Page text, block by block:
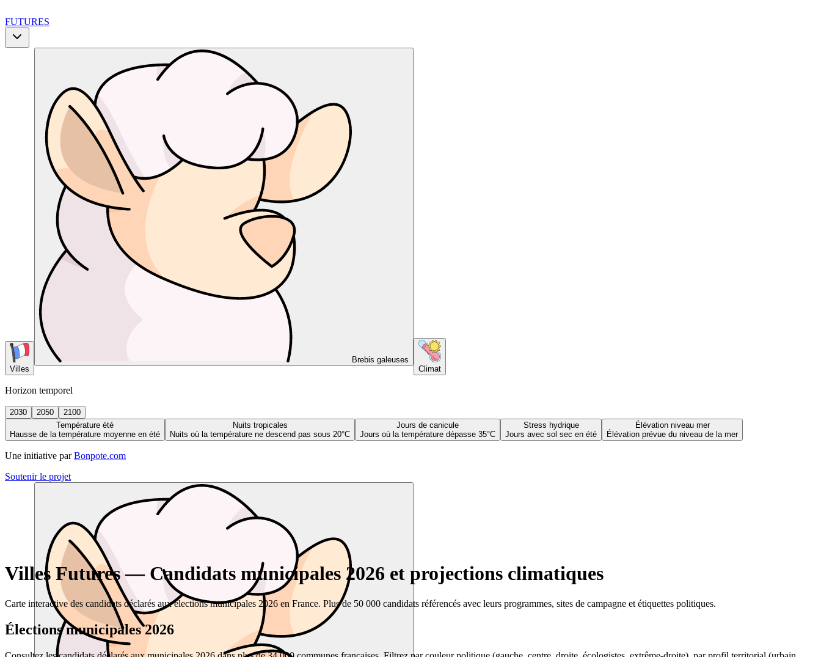
FUTURES
Villes
Brebis galeuses
Climat
Horizon temporel
2030 2050
2100
Température été
Hausse de la température moyenne en été
Nuits tropicales
Nuits où la température ne descend pas sous 20°C
Jours de canicule
Jours où la température dépasse 35°C
Stress hydrique
Jours avec sol sec en été
Élévation niveau mer
Élévation prévue du niveau de la mer
Une initiative par Bonpote.com
Soutenir le projet
Villes Futures — Candidats municipales 2026 et projections climatiques
Carte interactive des candidats déclarés aux élections municipales 2026 en France. Plus de 50 000 candidats référencés avec leurs programmes, sites de campagne et étiquettes politiques.
Élections municipales 2026